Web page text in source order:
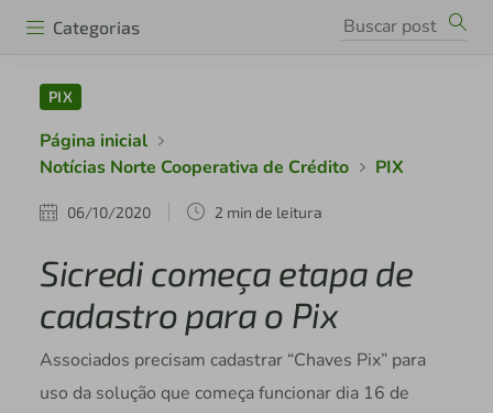
Categorias
PIX
Página inicial
Notícias Norte Cooperativa de Crédito
PIX
06/10/2020 2 min de leitura
Sicredi começa etapa de
cadastro para o Pix
Associados precisam cadastrar “Chaves Pix” para
uso da solução que começa funcionar dia 16 de